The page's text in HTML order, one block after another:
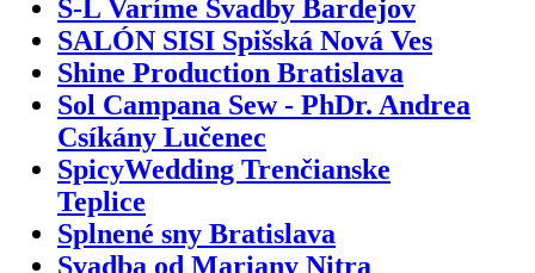
S-L Varíme Svadby Bardejov
SALÓN SISI Spišská Nová Ves
Shine Production Bratislava
Sol Campana Sew - PhDr. Andrea
Csíkány Lučenec
SpicyWedding Trenčianske
Teplice
Splnené sny Bratislava
Svadba od Mariany Nitra